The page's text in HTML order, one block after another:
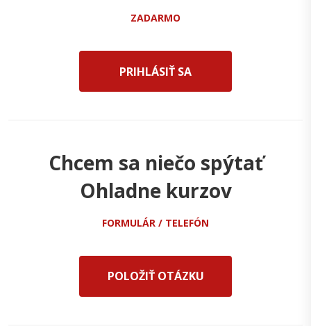
ZADARMO
PRIHLÁSIŤ SA
Chcem sa niečo spýtať
Ohladne kurzov
FORMULÁR / TELEFÓN
POLOŽIŤ OTÁZKU